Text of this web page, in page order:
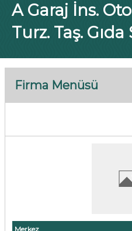
A Garaj İns.
Turz. Taş. Gıda
Firma Menüsü
Merkez